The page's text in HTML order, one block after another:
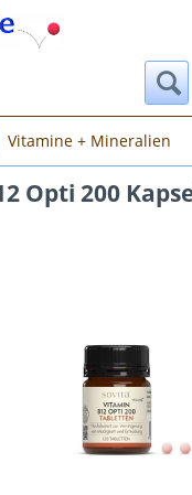
Vitamine + Mineralien
Opti 200